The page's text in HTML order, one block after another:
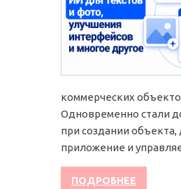
коммерческих
Одновременно стали
при создании
приложение и
ПОДРОБНЕЕ